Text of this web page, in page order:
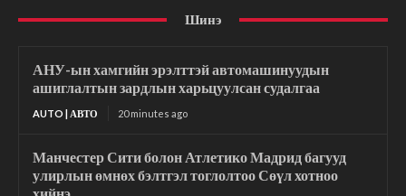
Шинэ
АНУ-ын хамгийн эрэлттэй автомашинуудын
ашиглалтын зардлын харьцуулсан судалгаа
AUTO | АВТО 20 minutes ago
Манчестер Сити болон Атлетико Мадрид багууд
улирлын өмнөх бэлтгэл тоглолтоо Сөүл хотноо